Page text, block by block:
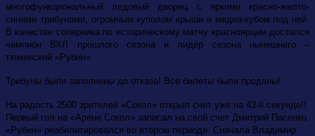
многофункциональный ледовый дворец с яркими красно-желто-
синими трибунами, огромным куполом крыши и медиа-кубом под ней.
В качестве соперника по историческому матчу красноярцам достался
чемпион ВХЛ прошлого сезона и лидер сезона нынешнего –
тюменский «Рубин».
Трибуны были заполнены до отказа! Все билеты были проданы!
На радость 2500 зрителей «Сокол» открыл счет уже на 43-й секунде!!
Первый гол на «Арене Сокол» записал на свой счет Дмитрий Пасенко.
«Рубин» реабилитировался во втором периоде. Сначала Владимир